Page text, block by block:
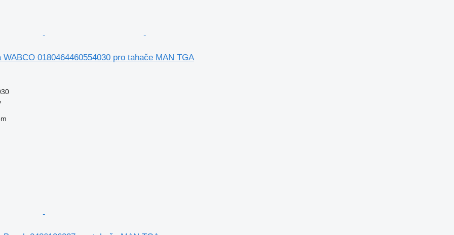
0180464460554030 pro tahače MAN TGA